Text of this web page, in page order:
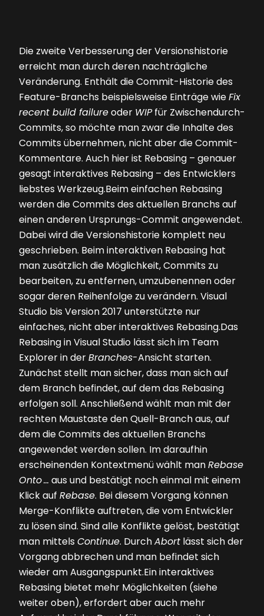
Die zweite Verbesserung der Versionshistorie
erreicht man durch deren nachträgliche
Veränderung. Enthält die Commit-Historie des
Feature-Branchs beispielsweise Einträge wieFix
recent build failureoder WIPfür Zwischendurch-
Commits, so möchte man zwar die Inhalte des
Commits übernehmen, nicht aber die Commit-
Kommentare. Auch hier ist Rebasing – genauer
gesagt interaktives Rebasing – des Entwicklers
liebstes Werkzeug.Beim einfachen Rebasing
werden die Commits des aktuellen Branchs auf
einen anderen Ursprungs-Commit ange­wendet.
Dabei wird die Versionshistorie komplett neu
geschrieben. Beim interaktiven Rebasing hat
man zusätzlich die Möglichkeit, Commits zu
bearbeiten, zu entfernen, umzubenennen oder
sogar deren Reihenfolge zu verändern. Visual
Studio bis Version 2017 unterstützte nur
einfaches, nicht aber interaktives Rebasing.Das
Rebasing in Visual Studio lässt sich im Team
Explorer in derBranches-Ansicht starten.
Zunächst stellt man sicher, dass man sich auf
dem Branch befindet, auf dem das Rebasing
erfolgen soll. Anschließend wählt man mit der
rechten Maustaste den Quell-Branch aus, auf
dem die Commits des aktuellen Branchs
angewendet werden sollen. Im daraufhin
erscheinenden Kontextmenü wählt manRebase
Onto … aus und bestätigt noch einmal mit einem
Klick auf Rebase. Bei diesem Vorgang können
Merge-Konflikte auftreten, die vom Entwickler
zu lösen sind. Sind alle Konflikte gelöst, bestätigt
man mittels Continue. DurchAbort lässt sich der
Vorgang abbrechen und man befindet sich
wieder am Ausgangspunkt.Ein interaktives
Rebasing bietet mehr Möglichkeiten (siehe
weiter oben), erfordert aber auch mehr